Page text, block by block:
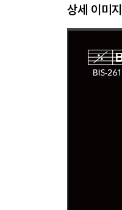
상세 이미지